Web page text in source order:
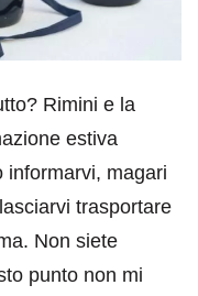
Rimini e la
estiva
informarvi, magari
trasportare
Non siete
punto non mi